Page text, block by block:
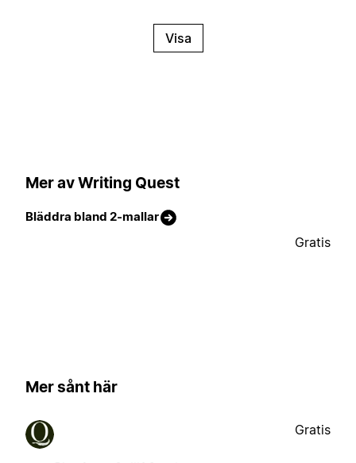
Visa
Mer av Writing Quest
Bläddra bland 2-mallar
Gratis
Mer sånt här
Gratis